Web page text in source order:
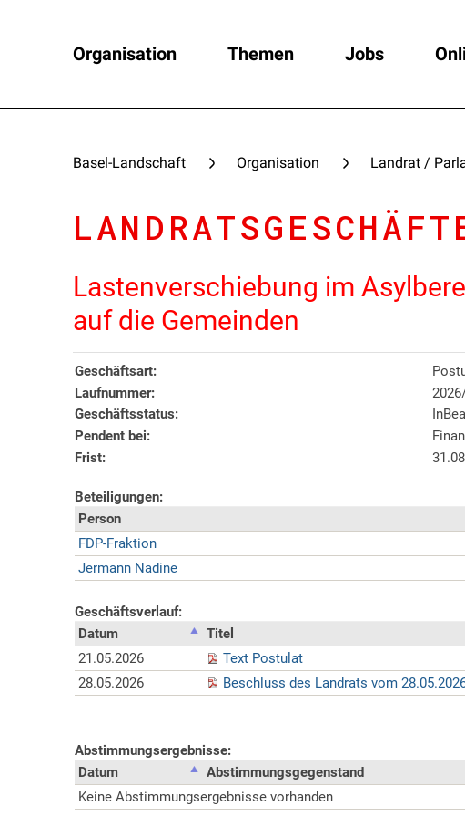
Organisation Themen Jobs
Basel-Landschaft Organisation Landrat /